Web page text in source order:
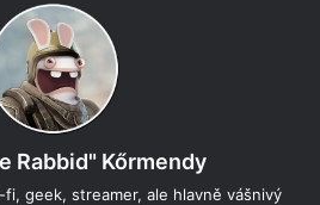
Rabbid" Kőrmendy
geek, streamer, ale hlavně vášnivý